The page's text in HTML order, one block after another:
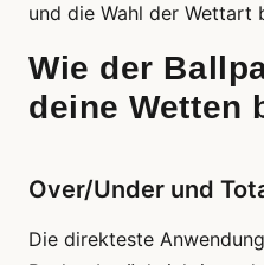
und die Wahl der Wettart
Wie der
deine Wetten
Over/Under und
Die direkteste